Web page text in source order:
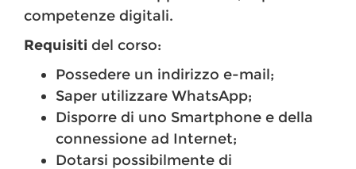
competenze digitali.
Requisiti del corso:
Possedere un indirizzo e-mail;
Saper utilizzare WhatsApp;
Disporre di uno Smartphone e della
connessione ad Internet;
Dotarsi possibilmente di